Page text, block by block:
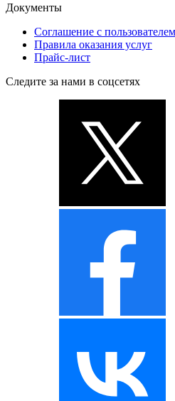
Документы
Соглашение с пользователем
Правила оказания услуг
Прайс-лист
Следите за нами в соцсетях